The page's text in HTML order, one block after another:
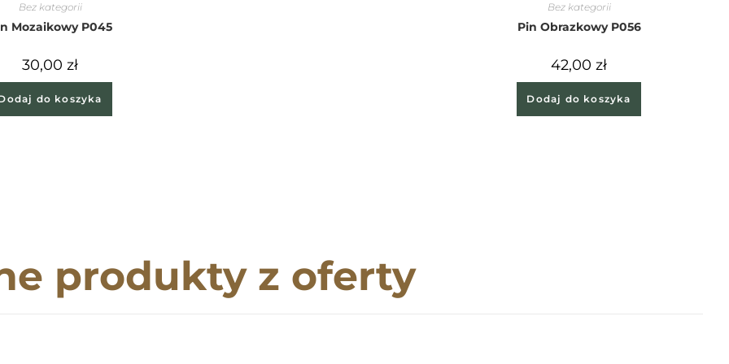
Bez kategorii
Mozaikowy P045
30,00 zł
do koszyka
Bez kategorii
Pin Obrazkowy P056
42,00 zł
Dodaj do koszyka
produkty z oferty